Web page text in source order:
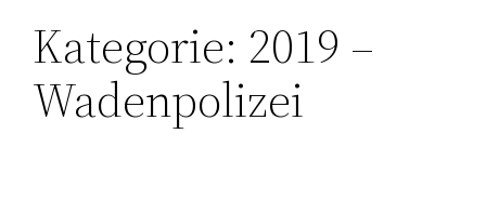
Kategorie: 2019 –
Wadenpolizei